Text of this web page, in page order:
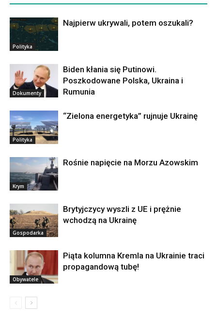
Polityka
Najpierw ukrywali, potem oszukali?
Dokumenty
Biden kłania się Putinowi.
Poszkodowane Polska, Ukraina i
Rumunia
Polityka
“Zielona energetyka” rujnuje Ukrainę
Krym
Rośnie napięcie na Morzu Azowskim
Gospodarka
Brytyjczycy wyszli z UE i prężnie
wchodzą na Ukrainę
Obywatele
Piąta kolumna Kremla na Ukrainie traci
propagandową tubę!